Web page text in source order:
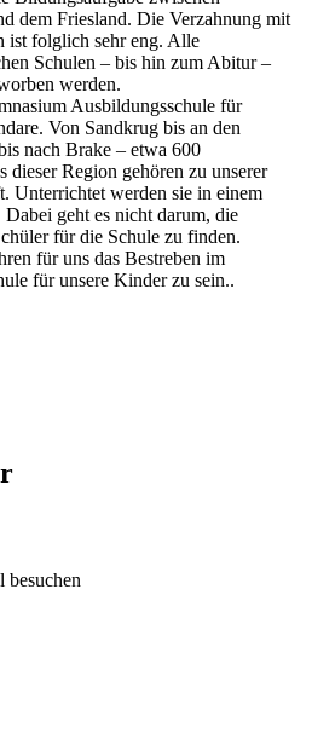
dem Friesland. Die Verzahnung mit
ist folglich sehr eng. Alle
Schulen – bis hin zum Abitur –
werden.
Ausbildungsschule für
Von Sandkrug bis an den
nach Brake – etwa 600
dieser Region gehören zu unserer
Unterrichtet werden sie in einem
geht es nicht darum, die
für die Schule zu finden.
für uns das Bestreben im
für unsere Kinder zu sein..
besuchen